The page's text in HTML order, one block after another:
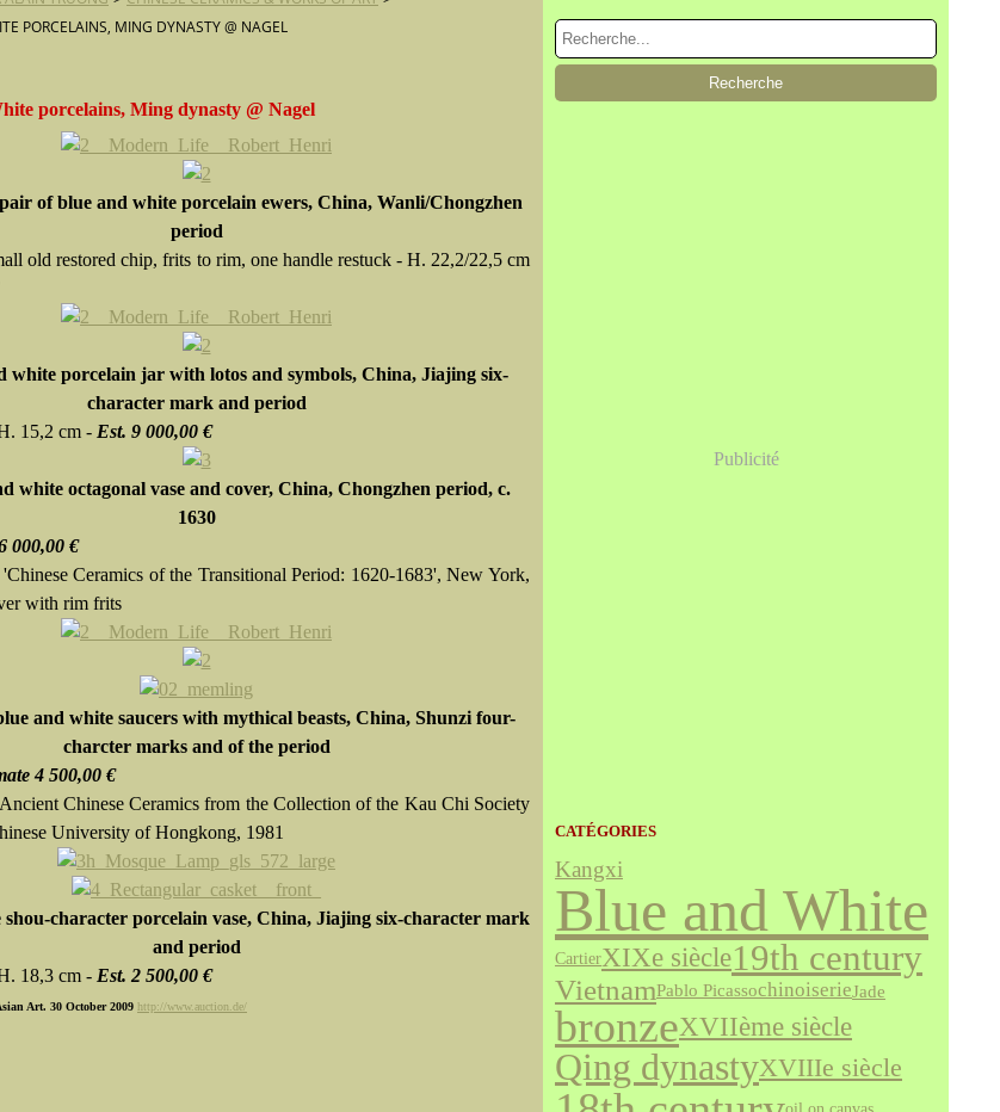
PORCELAINS, MING DYNASTY @ NAGEL
porcelains, Ming dynasty @ Nagel
of blue and white porcelain ewers, China, Wanli/Chongzhen
period
old restored chip, frits to rim, one handle restuck - H. 22,2/22,5 cm
white porcelain jar with lotos and symbols, China, Jiajing six-
character mark and period
15,2 cm - Est. 9 000,00 €
white octagonal vase and cover, China, Chongzhen period, c.
1630
000,00 €
Ceramics of the Transitional Period: 1620-1683', New York,
with rim frits
and white saucers with mythical beasts, China, Shunzi four-
charcter marks and of the period
4 500,00 €
Chinese Ceramics from the Collection of the Kau Chi Society
University of Hongkong, 1981
character porcelain vase, China, Jiajing six-character mark
and period
18,3 cm - Est. 2 500,00 €
Art. 30 October 2009 http://www.auction.de/
Publicité
CATÉGORIES
Kangxi
Blue and White
CartierXIXe siècle19th century
VietnamPablo PicassochinoiserieJade
bronzeXVIIème siècle
Qing dynastyXVIIIe siècle
oil on canvas